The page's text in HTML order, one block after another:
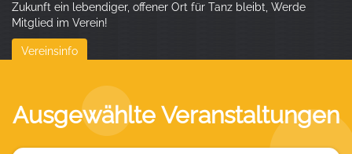
Zukunft ein lebendiger, offener Ort für Tanz bleibt, Werde
Mitglied im Verein!
Vereinsinfo
Ausgewählte Veranstaltungen